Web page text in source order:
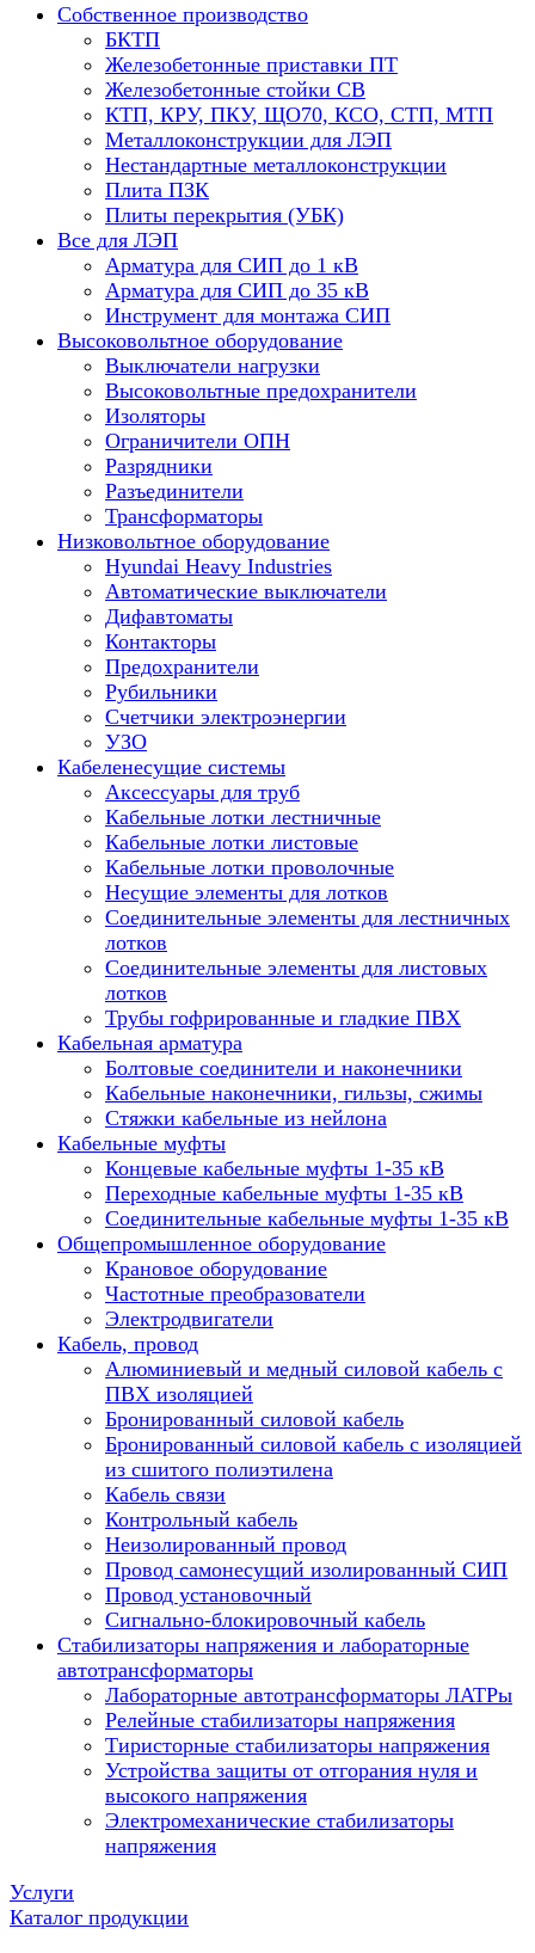
Собственное производство
БКТП
Железобетонные приставки ПТ
Железобетонные стойки СВ
КТП, КРУ, ПКУ, ЩО70, КСО, СТП, МТП
Металлоконструкции для ЛЭП
Нестандартные металлоконструкции
Плита ПЗК
Плиты перекрытия (УБК)
Все для ЛЭП
Арматура для СИП до 1 кВ
Арматура для СИП до 35 кВ
Инструмент для монтажа СИП
Высоковольтное оборудование
Выключатели нагрузки
Высоковольтные предохранители
Изоляторы
Ограничители ОПН
Разрядники
Разъединители
Трансформаторы
Низковольтное оборудование
Hyundai Heavy Industries
Автоматические выключатели
Дифавтоматы
Контакторы
Предохранители
Рубильники
Счетчики электроэнергии
УЗО
Кабеленесущие системы
Аксессуары для труб
Кабельные лотки лестничные
Кабельные лотки листовые
Кабельные лотки проволочные
Несущие элементы для лотков
Соединительные элементы для лестничных
лотков
Соединительные элементы для листовых
лотков
Трубы гофрированные и гладкие ПВХ
Кабельная арматура
Болтовые соединители и наконечники
Кабельные наконечники, гильзы, сжимы
Стяжки кабельные из нейлона
Кабельные муфты
Концевые кабельные муфты 1-35 кВ
Переходные кабельные муфты 1-35 кВ
Соединительные кабельные муфты 1-35 кВ
Общепромышленное оборудование
Крановое оборудование
Частотные преобразователи
Электродвигатели
Кабель, провод
Алюминиевый и медный силовой кабель с
ПВХ изоляцией
Бронированный силовой кабель
Бронированный силовой кабель с изоляцией
из сшитого полиэтилена
Кабель связи
Контрольный кабель
Неизолированный провод
Провод самонесущий изолированный СИП
Провод установочный
Сигнально-блокировочный кабель
Стабилизаторы напряжения и лабораторные
автотрансформаторы
Лабораторные автотрансформаторы ЛАТРы
Релейные стабилизаторы напряжения
Тиристорные стабилизаторы напряжения
Устройства защиты от отгорания нуля и
высокого напряжения
Электромеханические стабилизаторы
напряжения
Услуги
Каталог продукции